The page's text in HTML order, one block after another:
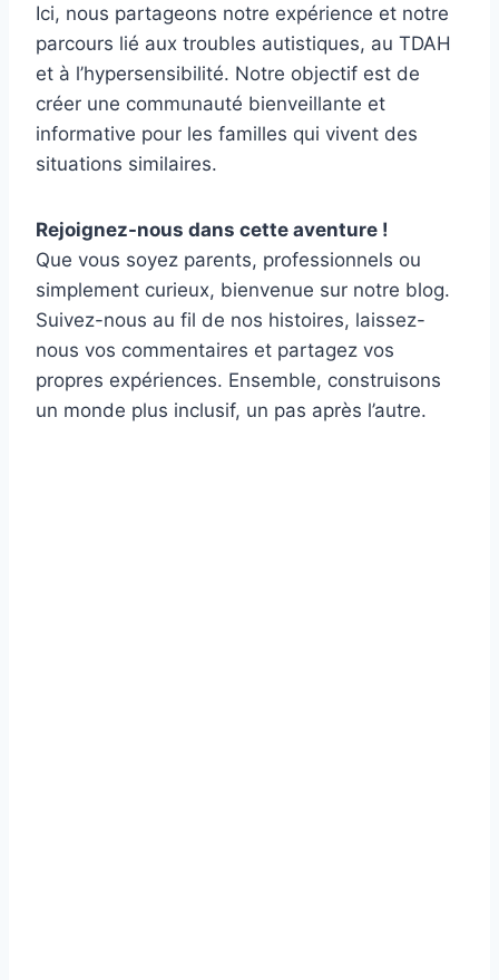
Ici, nous partageons notre expérience et notre
parcours lié aux troubles autistiques, au TDAH
et à l’hypersensibilité. Notre objectif est de
créer une communauté bienveillante et
informative pour les familles qui vivent des
situations similaires.
Rejoignez-nous dans cette aventure !
Que vous soyez parents, professionnels ou
simplement curieux, bienvenue sur notre blog.
Suivez-nous au fil de nos histoires, laissez-
nous vos commentaires et partagez vos
propres expériences. Ensemble, construisons
un monde plus inclusif, un pas après l’autre.